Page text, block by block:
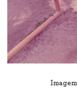
Imagem